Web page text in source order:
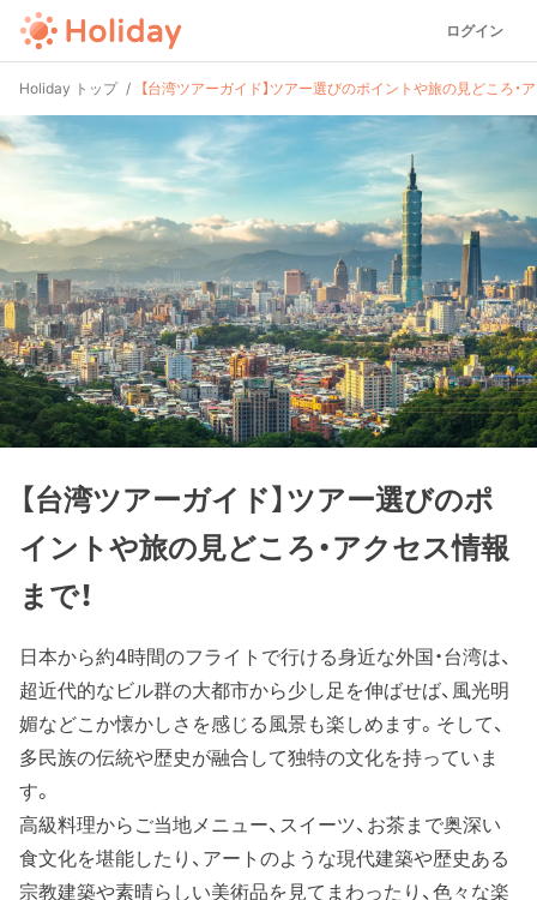
ログイン
Holiday トップ 【台湾ツアーガイド】ツアー選びのポイントや旅の見どころ・
【台湾ツアーガイド】ツアー選びのポ
イントや旅の見どころ・アクセス情報
まで！
日本から約4時間のフライトで行ける身近な外国・台湾は、
超近代的なビル群の大都市から少し足を伸ばせば、風光明
媚などこか懐かしさを感じる風景も楽しめます。そして、
多民族の伝統や歴史が融合して独特の文化を持っていま
す。
高級料理からご当地メニュー、スイーツ、お茶まで奥深い
食文化を堪能したり、アートのような現代建築や歴史ある
宗教建築や素晴らしい美術品を見てまわったり、色々な楽